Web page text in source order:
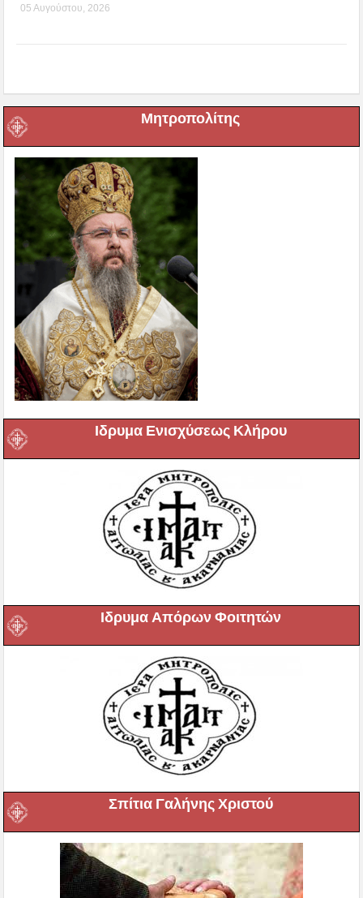
05 Αυγούστου, 2026
Μητροπολίτης
Ιδρυμα Ενισχύσεως Κλήρου
Ιδρυμα Απόρων Φοιτητών
Σπίτια Γαλήνης Χριστού